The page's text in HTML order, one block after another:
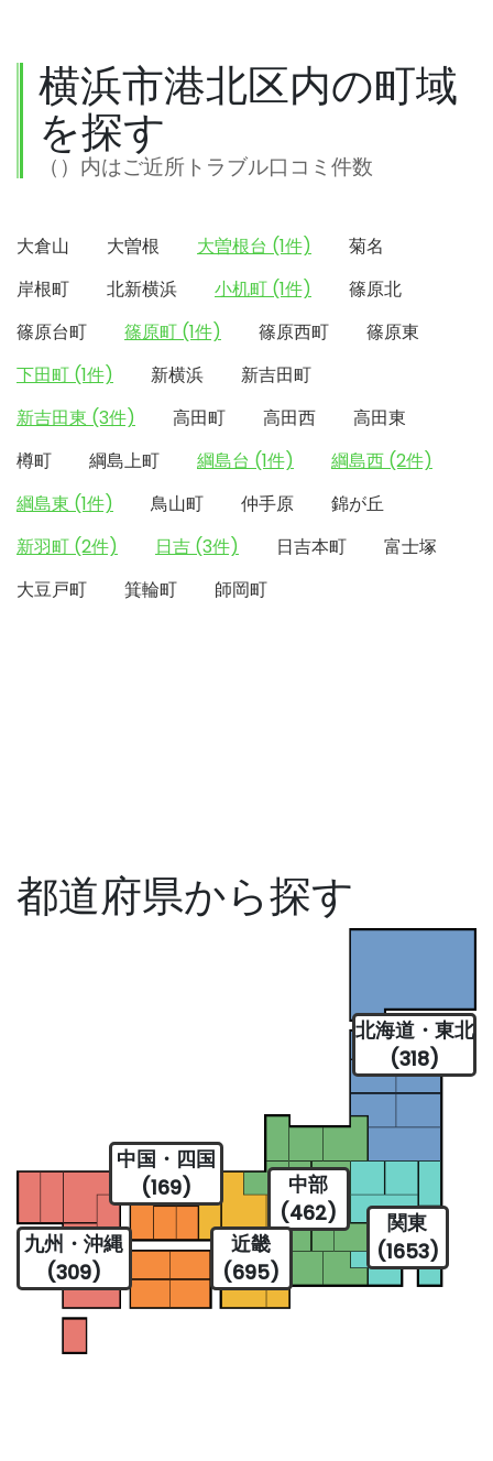
横浜市港北区内の町域
を探す
（）内はご近所トラブル口コミ件数
大倉山 大曽根 大曽根台 (1件)
菊名
岸根町
北新横浜 小机町 (1件)
篠原北
篠原台町
篠原町 (1件) 篠原西町
篠原東
下田町 (1件)
新横浜
新吉田町
新吉田東 (3件)
高田町 高田西
高田東
樽町
綱島上町 綱島台 (1件)
綱島西 (2件)
綱島東 (1件)
鳥山町 仲手原
錦が丘
新羽町 (2件)
日吉 (3件) 日吉本町
富士塚
大豆戸町
箕輪町 師岡町
都道府県から探す
北海道・東北
(318)
関東
(1653)
中部
(462)
近畿
(695)
中国・四国
(169)
九州・沖縄
(309)